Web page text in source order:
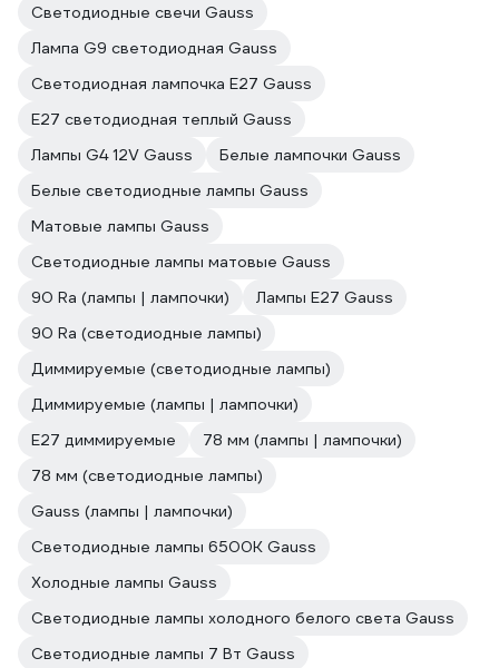
Светодиодные свечи Gauss
Лампа G9 светодиодная Gauss
Светодиодная лампочка E27 Gauss
E27 светодиодная теплый Gauss
Лампы G4 12V Gauss
Белые лампочки Gauss
Белые светодиодные лампы Gauss
Матовые лампы Gauss
Светодиодные лампы матовые Gauss
90 Ra (лампы | лампочки)
Лампы Е27 Gauss
90 Ra (светодиодные лампы)
Диммируемые (светодиодные лампы)
Диммируемые (лампы | лампочки)
Е27 диммируемые
78 мм (лампы | лампочки)
78 мм (светодиодные лампы)
Gauss (лампы | лампочки)
Светодиодные лампы 6500К Gauss
Холодные лампы Gauss
Светодиодные лампы холодного белого света Gauss
Светодиодные лампы 7 Вт Gauss